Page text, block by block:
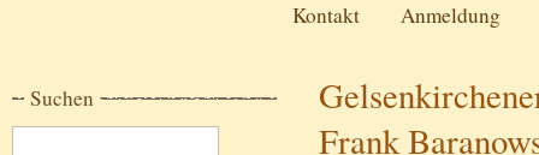
Kontakt
Anmeldung
Suchen
Frank